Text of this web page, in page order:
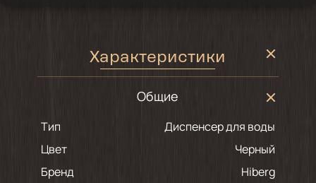
Характеристики
Общие
Тип
Диспенсер для воды
Цвет
черный
Бренд
Hiberg